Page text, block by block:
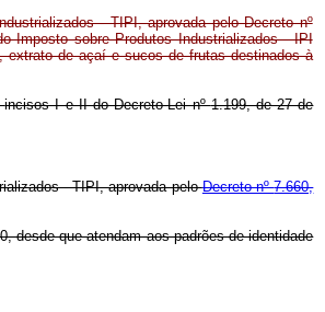
- TIPI, aprovada pelo Decreto nº
Imposto sobre Produtos Industrializados - IPI
extrato de açaí e sucos de frutas destinados à
incisos I e II do Decreto-Lei nº1.199, de 27 de
- TIPI, aprovada peloDecreto nº7.660,
desde que atendam aos padrões de identidade